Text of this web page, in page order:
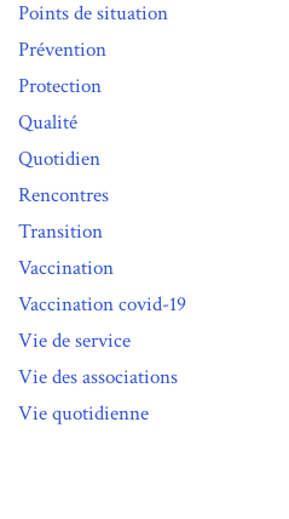
Points de situation
Prévention
Protection
Qualité
Quotidien
Rencontres
Transition
Vaccination
Vaccination covid-19
Vie de service
Vie des associations
Vie quotidienne